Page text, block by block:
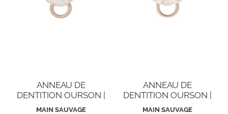
ANNEAU DE
DENTITION OURSON |
SABLE
MAIN SAUVAGE
ANNEAU DE
DENTITION OURSON |
NOISETTE
MAIN SAUVAGE